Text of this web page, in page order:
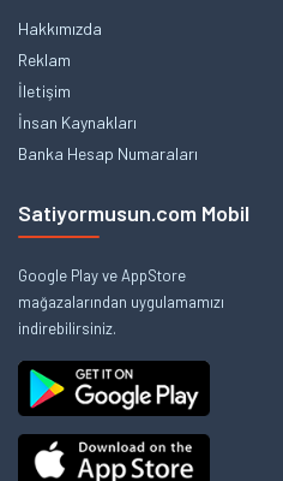
Hakkımızda
Reklam
İletişim
İnsan Kaynakları
Banka Hesap Numaraları
Satiyormusun.com Mobil
Google Play ve AppStore
mağazalarından uygulamamızı
indirebilirsiniz.